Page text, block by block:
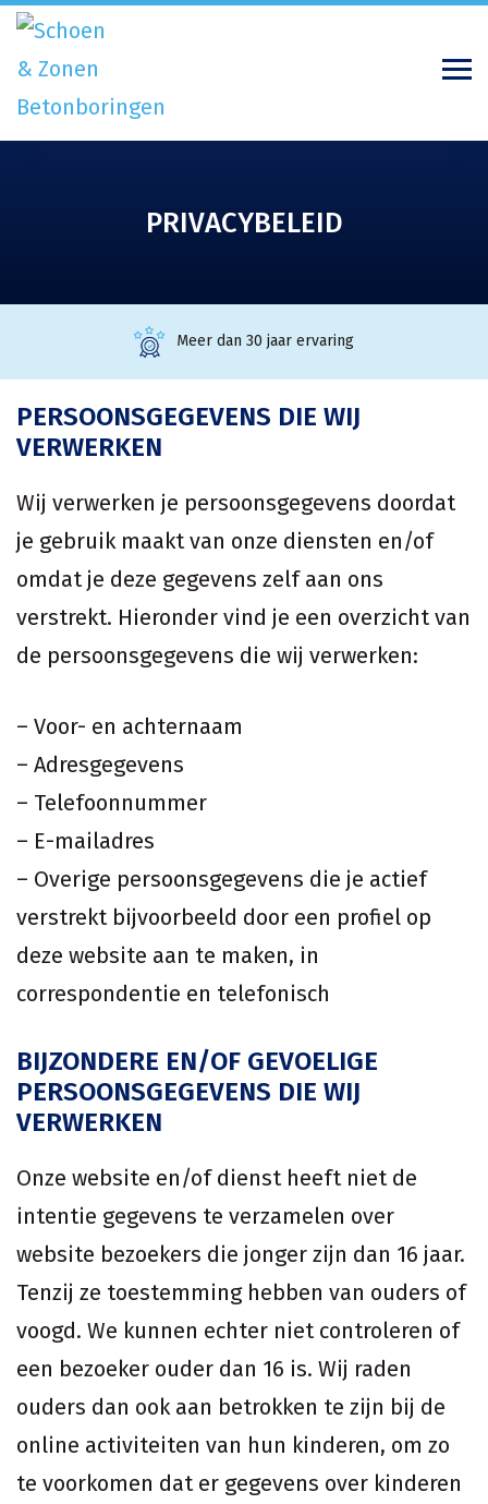
PRIVACYBELEID
Meer dan 30 jaar ervaring
PERSOONSGEGEVENS DIE WIJ
VERWERKEN
Wij verwerken je persoonsgegevens doordat
je gebruik maakt van onze diensten en/of
omdat je deze gegevens zelf aan ons
verstrekt. Hieronder vind je een overzicht van
de persoonsgegevens die wij verwerken:
– Voor- en achternaam
– Adresgegevens
– Telefoonnummer
– E-mailadres
– Overige persoonsgegevens die je actief
verstrekt bijvoorbeeld door een profiel op
deze website aan te maken, in
correspondentie en telefonisch
BIJZONDERE EN/OF GEVOELIGE
PERSOONSGEGEVENS DIE WIJ
VERWERKEN
Onze website en/of dienst heeft niet de
intentie gegevens te verzamelen over
website bezoekers die jonger zijn dan 16 jaar.
Tenzij ze toestemming hebben van ouders of
voogd. We kunnen echter niet controleren of
een bezoeker ouder dan 16 is. Wij raden
ouders dan ook aan betrokken te zijn bij de
online activiteiten van hun kinderen, om zo
te voorkomen dat er gegevens over kinderen